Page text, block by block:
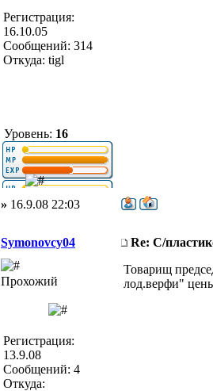
Регистрация:
16.10.05
Сообщений: 314
Откуда: tigl
Уровень: 16
» 16.9.08 22:03
Symonovcy04 Re: С/
Прохожий
Регистрация:
13.9.08
Сообщений: 4
Откуда:
Товарищ
лод.верфи"